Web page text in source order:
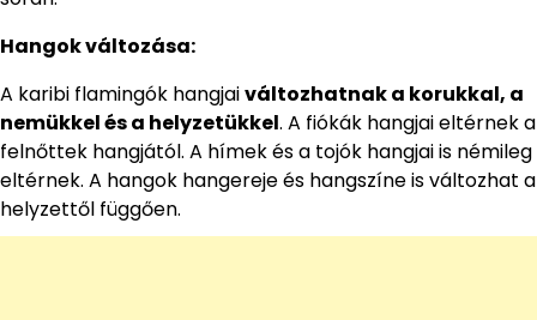
Hangok változása:
A karibi flamingók hangjaiváltozhatnak a korukkal, a
nemükkel és a helyzetükkel. A fiókák hangjai eltérnek a
felnőttek hangjától. A hímek és a tojók hangjai is némileg
eltérnek. A hangok hangereje és hangszíne is változhat a
helyzettől függően.